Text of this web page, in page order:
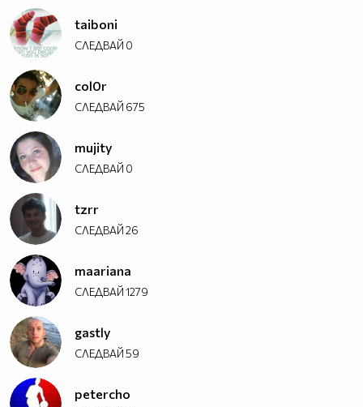
taiboni
СЛЕДВАЙ 0
col0r
СЛЕДВАЙ 675
mujity
СЛЕДВАЙ 0
tzrr
СЛЕДВАЙ26
maariana
СЛЕДВАЙ1279
gastly
СЛЕДВАЙ59
petercho